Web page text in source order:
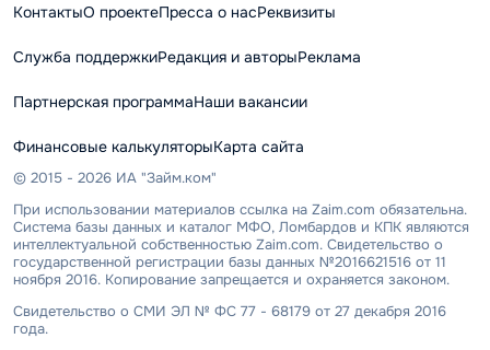
КонтактыО проектеПресса о насРеквизиты
Служба поддержкиРедакция и авторыРеклама
Партнерская программаНаши вакансии
Финансовые калькуляторыКарта сайта
© 2015 - 2026 ИА "Займ.ком"
При использовании материалов ссылка на Zaim.com обязательна.
Система базы данных и каталог МФО, Ломбардов и КПК являются
интеллектуальной собственностью Zaim.com. Свидетельство о
государственной регистрации базы данных №2016621516 от 11
ноября 2016. Копирование запрещается и охраняется законом.
Свидетельство о СМИ ЭЛ № ФС 77 - 68179 от 27 декабря 2016
года.